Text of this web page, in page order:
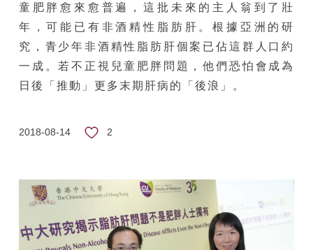
童肥胖愈來愈普遍，這批未來的主人翁到了壯
年，可能已有非酒精性脂肪肝。根據亞洲的研
究，青少年非酒精性脂肪肝個案已佔這群人口約
一成。若不正視兒童肥胖問題，他們恐怕會成為
日後「推動」更多末期肝病的「後浪」。
2018-08-14 2